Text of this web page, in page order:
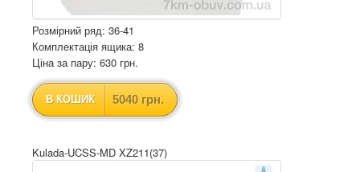
Розмірний ряд: 36-41
Комплектація ящика: 8
Ціна за пару: 630 грн.
В КОШИК 5040 грн.
Kulada-UCSS-MD XZ211(37)